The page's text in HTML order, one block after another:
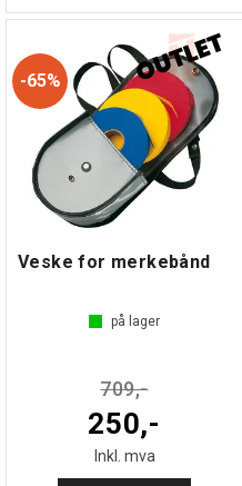
65%
Veske for merkebånd
på lager
709,-
250,-
Inkl. mva